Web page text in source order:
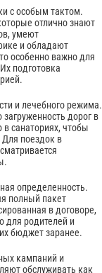
с особым тактом.
отлично знают
умеют
и обладают
особенно важно для
подготовка
и лечебного режима.
дорог в
в санаториях, чтобы
Для поездок в
определенность.
полный пакет
в договоре,
для родителей и
бюджет заранее.
кампаний и
обслуживать как